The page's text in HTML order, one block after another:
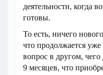
деятельности, когда
готовы.
То есть, ничего
что продолжается
вопрос в другом,
9 месяцев, что